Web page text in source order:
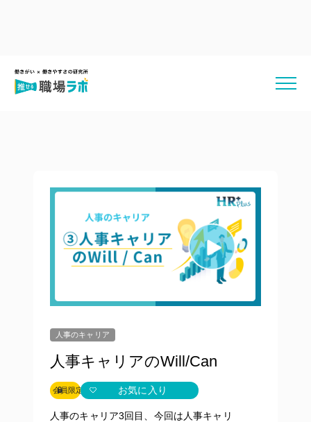
人事のキャリア
人事キャリアのWill/Can
会員限定 お気に入り
人事のキャリア3回目、今回は人事キャリ